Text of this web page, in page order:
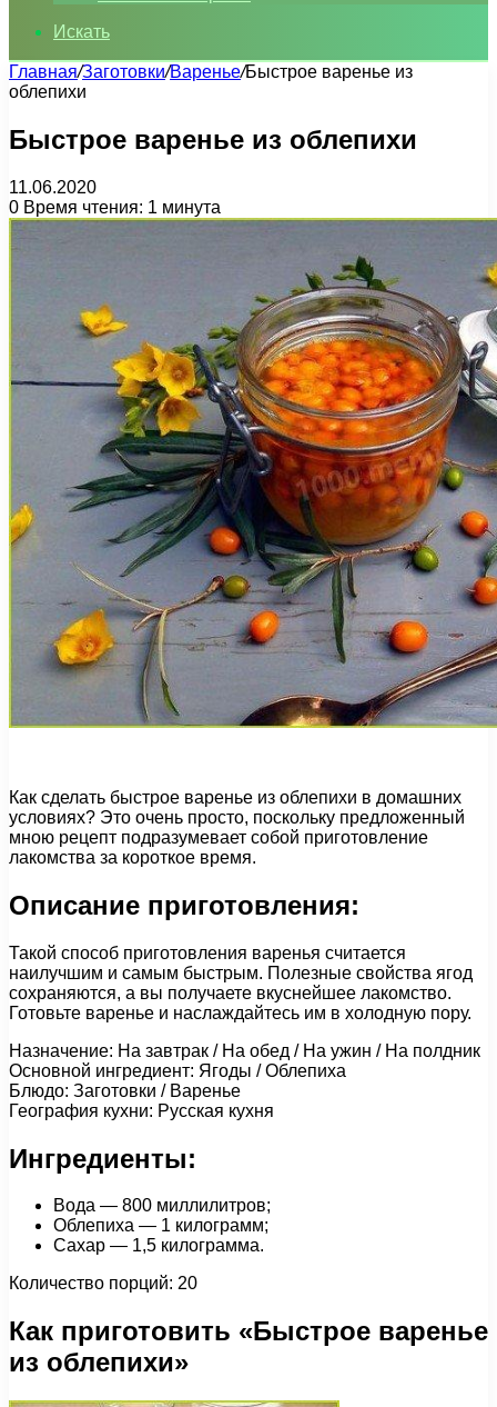
Искать
Главная/Заготовки/Варенье/Быстрое варенье из
облепихи
Быстрое варенье из облепихи
11.06.2020
0 Время чтения: 1 минута
Как сделать быстрое варенье из облепихи в домашних
условиях? Это очень просто, поскольку предложенный
мною рецепт подразумевает собой приготовление
лакомства за короткое время.
Описание приготовления:
Такой способ приготовления варенья считается
наилучшим и самым быстрым. Полезные свойства ягод
сохраняются, а вы получаете вкуснейшее лакомство.
Готовьте варенье и наслаждайтесь им в холодную пору.
Назначение: На завтрак / На обед / На ужин / На полдник
Основной ингредиент: Ягоды / Облепиха
Блюдо: Заготовки / Варенье
География кухни: Русская кухня
Ингредиенты:
Вода — 800 миллилитров;
Облепиха — 1 килограмм;
Сахар — 1,5 килограмма.
Количество порций: 20
Как приготовить «Быстрое варенье
из облепихи»